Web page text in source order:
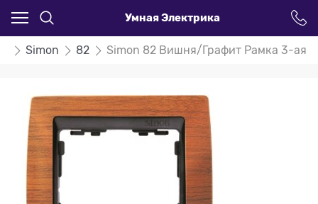
Умная Электрика
Simon 82 Simon 82 Вишня/Графит Рамка 3-ая